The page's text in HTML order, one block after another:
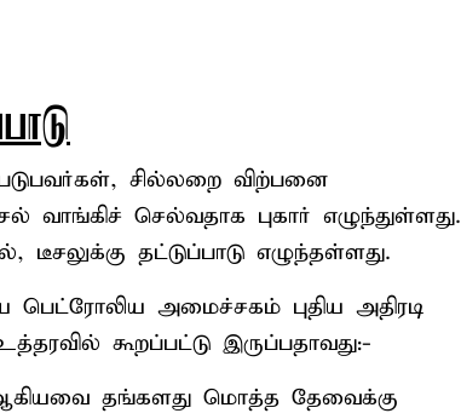
சில்லறை விற்பனை
செல்வதாக புகார் எழுந்துள்ளது.
தட்டுப்பாடு எழுந்தள்ளது.
பெட்ரோலிய அமைச்சகம் புதிய அதிரடி
கூறப்பட்டு இருப்பதாவது:-
தங்களது மொத்த தேவைக்கு